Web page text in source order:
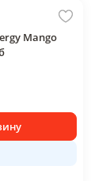
Mango